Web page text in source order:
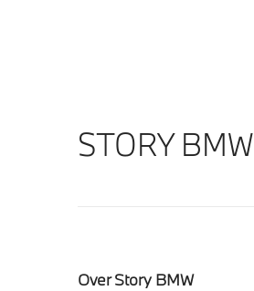
STORY BMW
Over Story BMW